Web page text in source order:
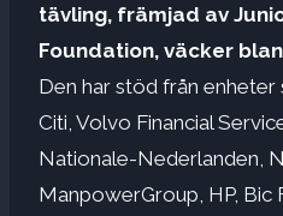
tävling, främjad av
Foundation, väcker
Den har stöd från enheter
Citi, Volvo Financial
Nationale-Nederlanden,
ManpowerGroup, HP, Bic